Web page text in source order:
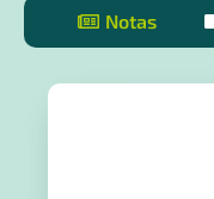
Notas